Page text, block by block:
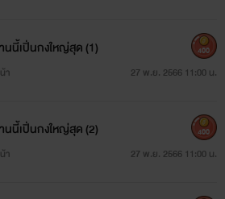
นี้เปิ่นกงใหญ่สุด (1)
า 27 พ.ย. 2566 11:00 น.
400
นี้เปิ่นกงใหญ่สุด (2)
า 27 พ.ย. 2566 11:00 น.
400